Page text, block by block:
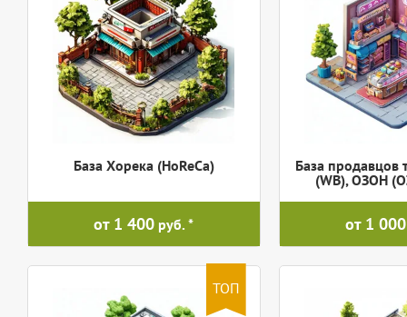
База Хорека (HoReCa)
от 1 400 руб.
База продавцов
(WB), ОЗОН
от 1 000
ТОП